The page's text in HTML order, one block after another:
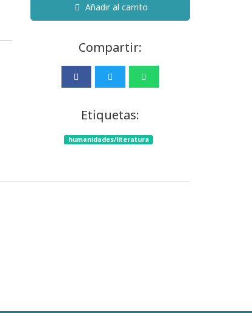
Añadir al carrito
Compartir:
Etiquetas:
humanidades/literatura